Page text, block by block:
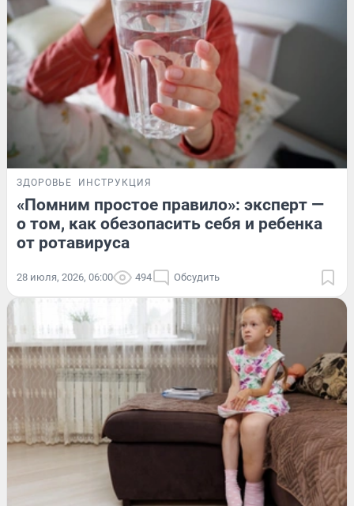
ЗДОРОВЬЕ ИНСТРУКЦИЯ
«Помним простое правило»: эксперт —
о том, как обезопасить себя и ребенка
от ротавируса
28 июля, 2026, 06:00 494 Обсудить